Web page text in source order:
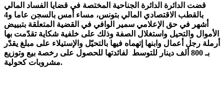
قضت الدائرة الدائرة الجناحية المختصة في قضايا الفساد المالي
بالقطب الاقتصادي المالي بتونس، مساء أمس بالسجن عاما و4
أشهر في حق الإعلامي سمير الوافي في القضية المتعلقة بتبييض
الأموال والتحيل واستغلال الصفة وذلك على خلفية شكاية تقدّمت بها
أرملة رجل أعمال وابنها إتهماه فيها بالتحيّل والإستيلاء على مبلغ يقدّر
بـ 800 ألف دينار للتوسط لفائدتها للحصول على رخصة بيع وتوزيع
مشروبات كحولية.